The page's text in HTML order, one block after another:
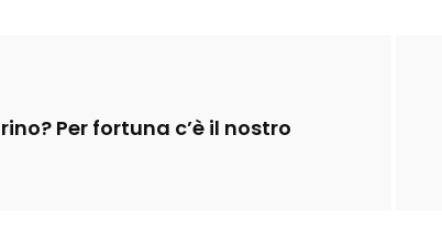
Per fortuna c’è il nostro